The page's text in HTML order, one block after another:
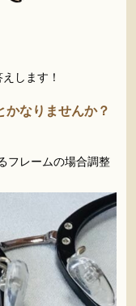
します！
かなりませんか？
フレームの場合調整